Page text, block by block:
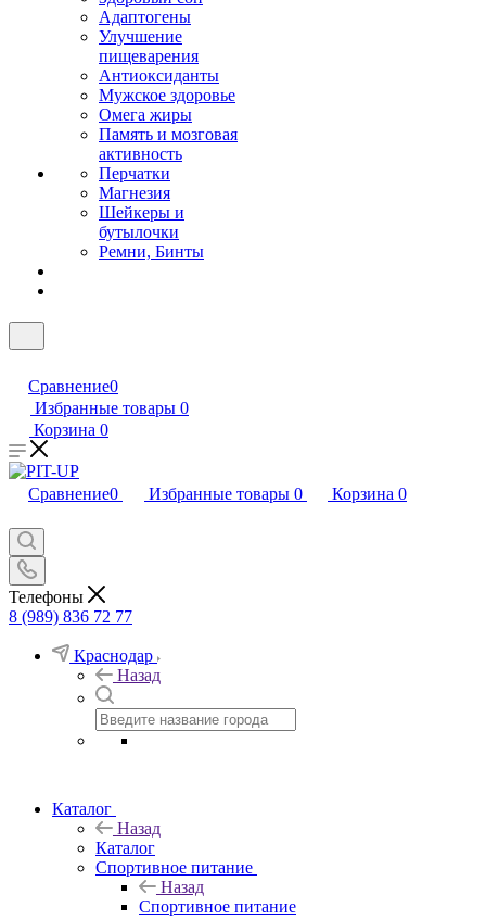
Адаптогены
Улучшение
пищеварения
Антиоксиданты
Мужское здоровье
Омега жиры
Память и мозговая
активность
Перчатки
Магнезия
Шейкеры и
бутылочки
Ремни, Бинты
Сравнение0
Избранные товары 0
Корзина 0
Сравнение0 Избранные товары 0 Корзина 0
Телефоны
8 (989) 836 72 77
Краснодар
Назад
Каталог
Назад
Каталог
Спортивное питание
Назад
Спортивное питание